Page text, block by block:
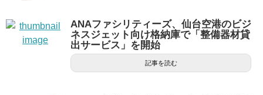
ANAファシリティーズ、仙台空港のビジ
ネスジェット向け格納庫で「整備器材貸
出サービス」を開始
記事を読む